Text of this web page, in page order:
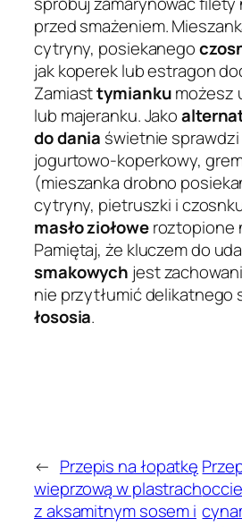
przed smażeniem.
cytryny, posiekanego
jak koperek lub estragon
Zamiasttymiankumożesz
lub majeranku. Jako
do dania świetnie
jogurtowo-koperkowy,
(mieszanka drobno
cytryny, pietruszki i
masło ziołoweroztopione
Pamiętaj, że kluczem do
smakowych jest
nie przytłumić delikatnego
łososia.
← Przepis na łopatkę
wieprzową w plastrach
z aksamitnym sosem i